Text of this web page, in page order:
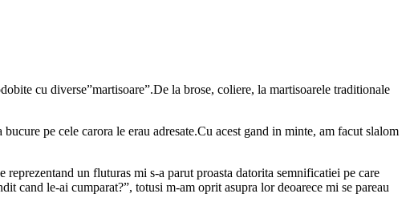
cu diverse”martisoare”.De la brose, coliere, la martisoarele traditionale
pe cele carora le erau adresate.Cu acest gand in minte, am facut slalom
un fluturas mi s-a parut proasta datorita semnificatiei pe care
cand le-ai cumparat?”, totusi m-am oprit asupra lor deoarece mi se pareau